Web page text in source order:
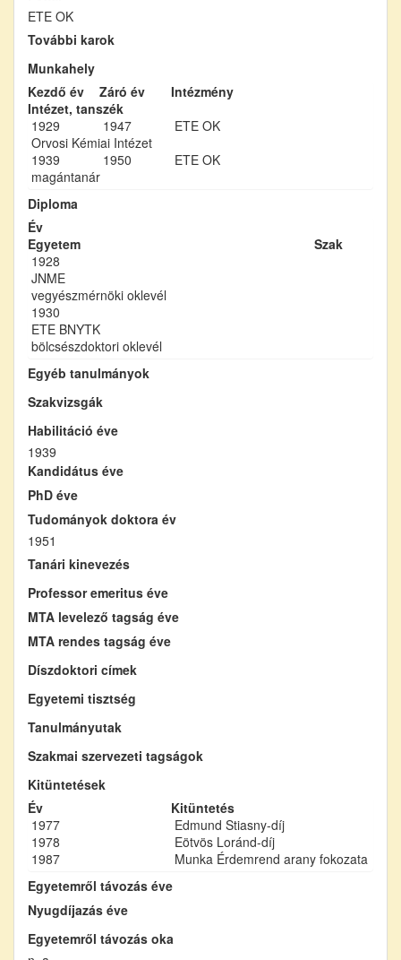
ETE OK
További karok
Munkahely
Kezdő év
Záró év
Intézmény
Intézet, tanszék
1929
1947
ETE OK
Orvosi Kémiai Intézet
1939
1950
ETE OK
magántanár
Diploma
Év
Egyetem
Szak
1928
JNME
vegyészmérnöki oklevél
1930
ETE BNYTK
bölcsészdoktori oklevél
Egyéb tanulmányok
Szakvizsgák
Habilitáció éve
1939
Kandidátus éve
PhD éve
Tudományok doktora év
1951
Tanári kinevezés
Professor emeritus éve
MTA levelező tagság éve
MTA rendes tagság éve
Díszdoktori címek
Egyetemi tisztség
Tanulmányutak
Szakmai szervezeti tagságok
Kitüntetések
Év
Kitüntetés
1977
Edmund Stiasny-díj
1978
Eötvös Loránd-díj
1987
Munka Érdemrend arany fokozata
Egyetemről távozás éve
Nyugdíjazás éve
Egyetemről távozás oka